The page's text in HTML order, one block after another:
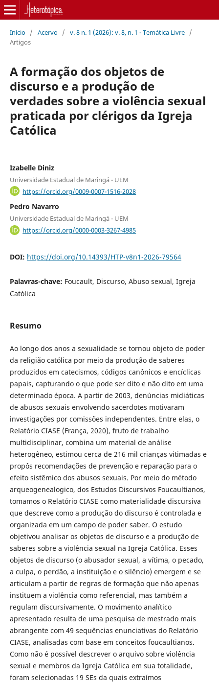
Início / Acervo / v. 8 n. 1 (2026): v. 8, n. 1 - Temática Livre /
Artigos
A formação dos objetos de
discurso e a produção de
verdades sobre a violência sexual
praticada por clérigos da Igreja
Católica
Izabelle Diniz
Universidade Estadual de Maringá - UEM
https://orcid.org/0009-0007-1516-2028
Pedro Navarro
Universidade Estadual de Maringá - UEM
https://orcid.org/0000-0003-3267-4985
DOI: https://doi.org/10.14393/HTP-v8n1-2026-79564
Palavras-chave: Foucault, Discurso, Abuso sexual, Igreja
Católica
Resumo
Ao longo dos anos a sexualidade se tornou objeto de poder
da religião católica por meio da produção de saberes
produzidos em catecismos, códigos canônicos e encíclicas
papais, capturando o que pode ser dito e não dito em uma
determinado época. A partir de 2003, denúncias midiáticas
de abusos sexuais envolvendo sacerdotes motivaram
investigações por comissões independentes. Entre elas, o
Relatório CIASE (França, 2020), fruto de trabalho
multidisciplinar, combina um material de análise
heterogêneo, estimou cerca de 216 mil crianças vitimadas e
propôs recomendações de prevenção e reparação para o
efeito sistêmico dos abusos sexuais. Por meio do método
arqueogenealogico, dos Estudos Discursivos Foucaultianos,
tomamos o Relatório CIASE como materialidade discursiva
que descreve como a produção do discurso é controlada e
organizada em um campo de poder saber. O estudo
objetivou analisar os objetos de discurso e a produção de
saberes sobre a violência sexual na Igreja Católica. Esses
objetos de discurso (o abusador sexual, a vítima, o pecado,
a culpa, o perdão, a instituição e o silêncio) emergem e se
articulam a partir de regras de formação que não apenas
instituem a violência como referencial, mas também a
regulam discursivamente. O movimento analítico
apresentado resulta de uma pesquisa de mestrado mais
abrangente com 49 sequências enunciativas do Relatório
CIASE, analisadas com base em conceitos foucaultianos.
Como não é possível descrever o arquivo sobre violência
sexual e membros da Igreja Católica em sua totalidade,
foram selecionadas 19 SEs da quais extraímos